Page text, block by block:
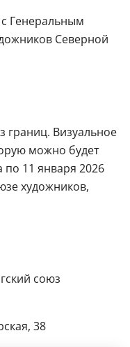
Генеральным
Северной
границ. Визуальное
можно будет
по 11 января 2026
художников,
союз
38